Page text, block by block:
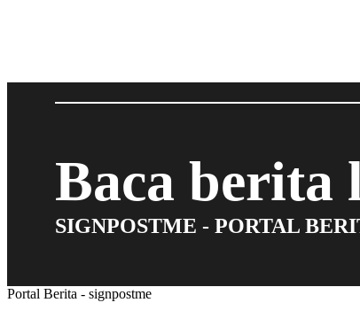
Baca berita
SIGNPOSTME - PORTAL
Portal Berita - signpostme